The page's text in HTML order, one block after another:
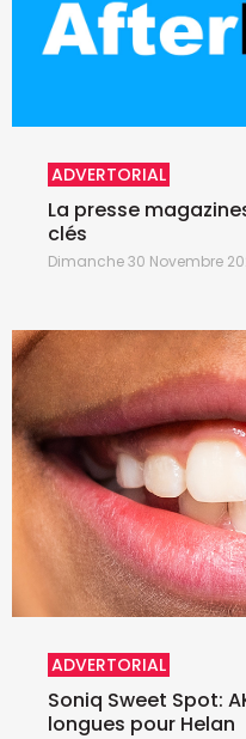
ADVERTORIAL
La presse
clés
Dimanche 30 Novembre
ADVERTORIAL
Soniq Sweet Spot:
longues pour Helan